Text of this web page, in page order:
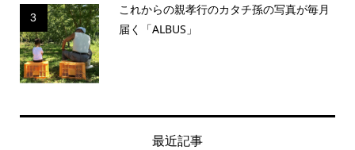
3
これからの親孝行のカタチ孫の写真が毎月
届く「ALBUS」
最近記事